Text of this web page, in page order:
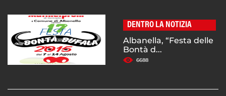
DENTRO LA NOTIZIA
Albanella, “Festa delle
Bontà d...
6688